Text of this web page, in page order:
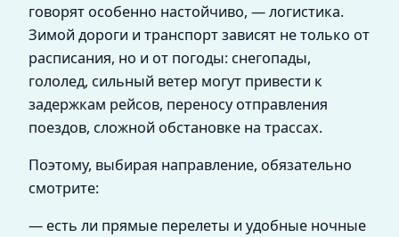
говорят особенно настойчиво, — логистика.
Зимой дороги и транспорт зависят не только от
расписания, но и от погоды: снегопады,
гололед, сильный ветер могут привести к
задержкам рейсов, переносу отправления
поездов, сложной обстановке на трассах.
Поэтому, выбирая направление, обязательно
смотрите:
— есть ли прямые перелеты и удобные ночные